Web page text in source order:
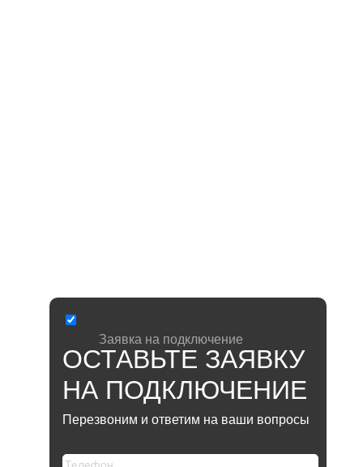
Заявка на подключение
ОСТАВЬТЕ ЗАЯВКУ
НА ПОДКЛЮЧЕНИЕ
Перезвоним и ответим на ваши вопросы